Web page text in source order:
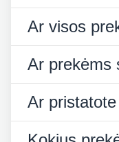
Ar visos
Ar prekėms
Ar